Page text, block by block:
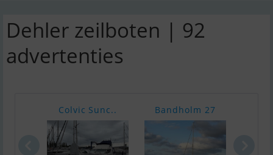
Dehler zeilboten | 92
advertenties
Colvic Sunc.. Bandholm 27